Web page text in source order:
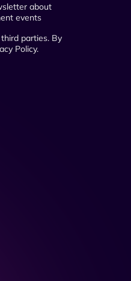
about
events
parties. By
Policy.